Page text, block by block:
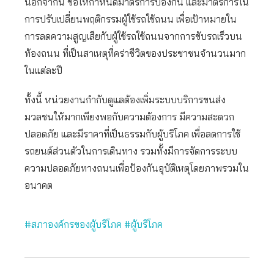
การปรับเปลี่ยนพฤติกรรมผู้ใช้รถใช้ถนน เพื่อเป้าหมายใน
การลดความสูญเสียกับผู้ใช้รถใช้ถนนจากการขับรถเร็วบน
ท้องถนน ที่เป็นสาเหตุที่คร่าชีวิตของประชาชนจำนวนมาก
ในแต่ละปี
ทั้งนี้ หน่วยงานกำกับดูแลต้องเพิ่มระบบบริการขนส่ง
มวลชนให้มากเพียงพอกับความต้องการ มีความสะดวก
ปลอดภัย และมีราคาที่เป็นธรรมกับผู้บริโภค เพื่อลดการใช้
รถยนต์ส่วนตัวในการเดินทาง รวมทั้งมีการจัดการระบบ
ความปลอดภัยทางถนนเพื่อป้องกันอุบัติเหตุโดยภาพรวมใน
อนาคต
#สภาองค์กรของผู้บริโภค #ผู้บริโภค